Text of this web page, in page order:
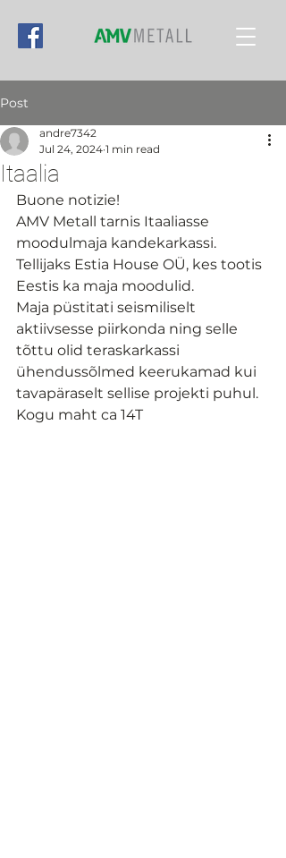
Post
Itaalia
andre7342
Jul 24, 2024 1 min read
Buone notizie!
AMV Metall tarnis Itaaliasse
moodulmaja kandekarkassi.
Tellijaks Estia House OÜ, kes tootis
Eestis ka maja moodulid.
Maja püstitati seismiliselt
aktiivsesse piirkonda ning selle
tõttu olid teraskarkassi
ühendussõlmed keerukamad kui
tavapäraselt sellise projekti puhul.
Kogu maht ca 14T